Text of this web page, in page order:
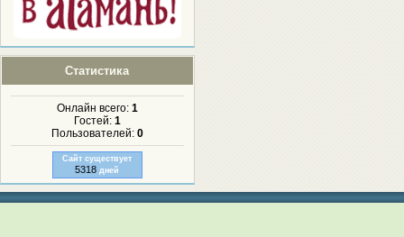
Статистика
Онлайн всего: 1
Гостей: 1
Пользователей: 0
Сайт существует
5318 дней